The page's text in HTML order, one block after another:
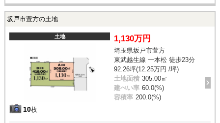
坂戸市萱方の土地
土地
10枚
1,130万円
埼玉県坂戸市萱方
東武越生線 一本松 徒歩23分
92.26坪(12.25万円 /坪)
土地面積 305.00㎡
建ぺい率 60.0(%)
容積率 200.0(%)